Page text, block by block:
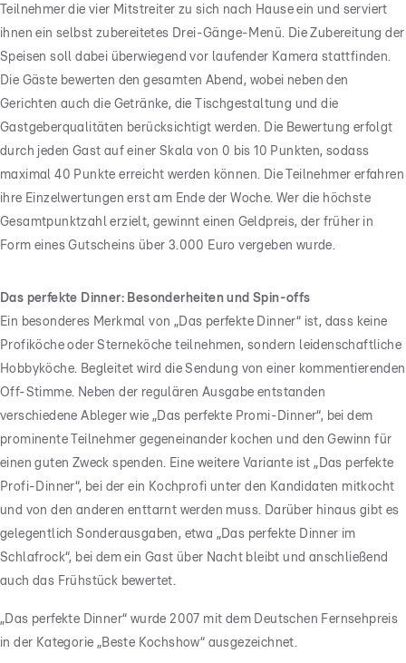
Teilnehmer die vier Mitstreiter zu sich nach Hause ein und serviert
ihnen ein selbst zubereitetes Drei-Gänge-Menü. Die Zubereitung der
Speisen soll dabei überwiegend vor laufender Kamera stattfinden.
Die Gäste bewerten den gesamten Abend, wobei neben den
Gerichten auch die Getränke, die Tischgestaltung und die
Gastgeberqualitäten berücksichtigt werden. Die Bewertung erfolgt
durch jeden Gast auf einer Skala von 0 bis 10 Punkten, sodass
maximal 40 Punkte erreicht werden können. Die Teilnehmer erfahren
ihre Einzelwertungen erst am Ende der Woche. Wer die höchste
Gesamtpunktzahl erzielt, gewinnt einen Geldpreis, der früher in
Form eines Gutscheins über 3.000 Euro vergeben wurde.
Das perfekte Dinner: Besonderheiten und Spin-offs
Ein besonderes Merkmal von „Das perfekte Dinner“ ist, dass keine
Profiköche oder Sterneköche teilnehmen, sondern leidenschaftliche
Hobbyköche. Begleitet wird die Sendung von einer kommentierenden
Off-Stimme. Neben der regulären Ausgabe entstanden
verschiedene Ableger wie „Das perfekte Promi-Dinner“, bei dem
prominente Teilnehmer gegeneinander kochen und den Gewinn für
einen guten Zweck spenden. Eine weitere Variante ist „Das perfekte
Profi-Dinner“, bei der ein Kochprofi unter den Kandidaten mitkocht
und von den anderen enttarnt werden muss. Darüber hinaus gibt es
gelegentlich Sonderausgaben, etwa „Das perfekte Dinner im
Schlafrock“, bei dem ein Gast über Nacht bleibt und anschließend
auch das Frühstück bewertet.
„Das perfekte Dinner“ wurde 2007 mit dem Deutschen Fernsehpreis
in der Kategorie „Beste Kochshow“ ausgezeichnet.